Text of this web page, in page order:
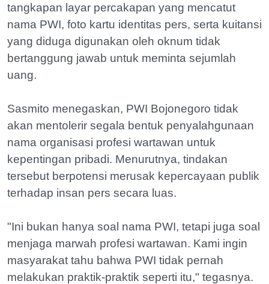
tangkapan layar percakapan yang mencatut
nama PWI, foto kartu identitas pers, serta kuitansi
yang diduga digunakan oleh oknum tidak
bertanggung jawab untuk meminta sejumlah
uang.
Sasmito menegaskan, PWI Bojonegoro tidak
akan mentolerir segala bentuk penyalahgunaan
nama organisasi profesi wartawan untuk
kepentingan pribadi. Menurutnya, tindakan
tersebut berpotensi merusak kepercayaan publik
terhadap insan pers secara luas.
"Ini bukan hanya soal nama PWI, tetapi juga soal
menjaga marwah profesi wartawan. Kami ingin
masyarakat tahu bahwa PWI tidak pernah
melakukan praktik-praktik seperti itu," tegasnya.